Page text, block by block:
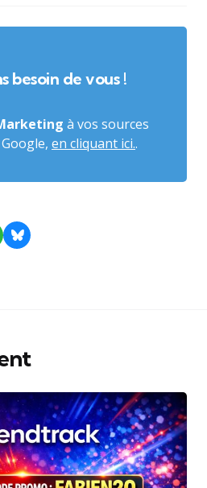
besoin de vous !
à vos sources
en cliquant ici..